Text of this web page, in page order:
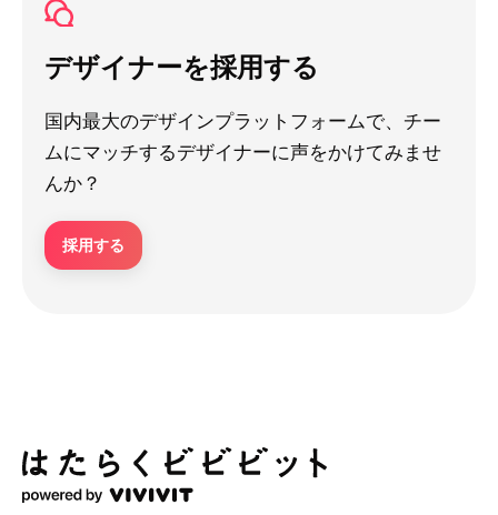
デザイナーを採用する
国内最大のデザインプラットフォームで、チー
ムにマッチするデザイナーに声をかけてみませ
んか？
採用する